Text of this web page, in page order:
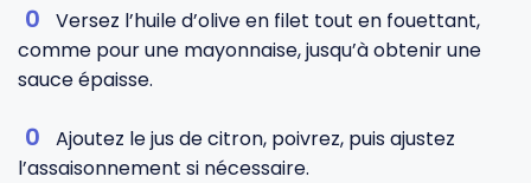
Versez l’huile d’olive en filet tout en fouettant,
comme pour une mayonnaise, jusqu’à obtenir une
sauce épaisse.
Ajoutez le jus de citron, poivrez, puis ajustez
l’assaisonnement si nécessaire.